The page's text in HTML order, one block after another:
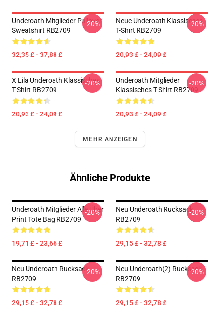
Underoath Mitglieder Pullover
Sweatshirt RB2709
32,35 £ - 37,88 £
-20%
Neue Underoath Klassisches
T-Shirt RB2709
20,93 £ - 24,09 £
-20%
X Lila Underoath Klassisches
T-Shirt RB2709
20,93 £ - 24,09 £
-20%
Underoath Mitglieder
Klassisches T-Shirt RB2709
20,93 £ - 24,09 £
-20%
MEHR ANZEIGEN
Ähnliche Produkte
Underoath Mitglieder Alle Über
Print Tote Bag RB2709
19,71 £ - 23,66 £
-20%
Neu Underoath Rucksack
RB2709
29,15 £ - 32,78 £
-20%
Neu Underoath Rucksack
RB2709
29,15 £ - 32,78 £
-20%
Neu Underoath(2) Rucksack
RB2709
29,15 £ - 32,78 £
-20%